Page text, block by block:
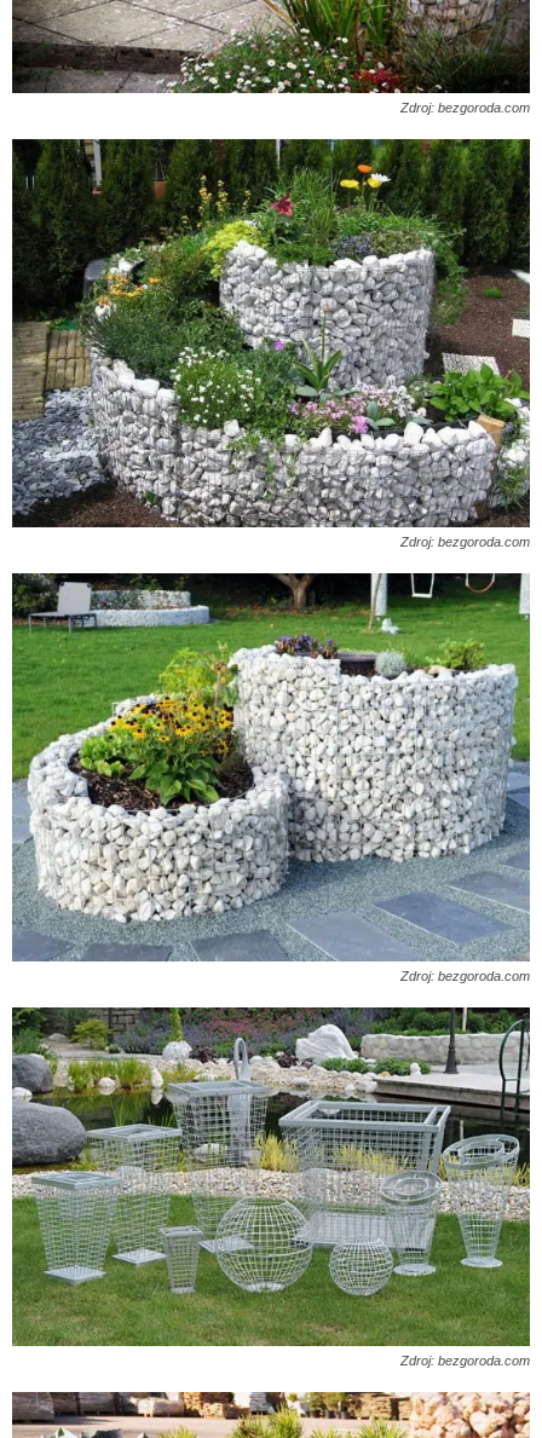
Zdroj: bezgoroda.com
Zdroj: bezgoroda.com
Zdroj: bezgoroda.com
Zdroj: bezgoroda.com